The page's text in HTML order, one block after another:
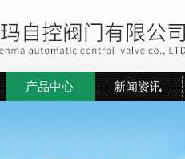
产品中心 新闻资讯